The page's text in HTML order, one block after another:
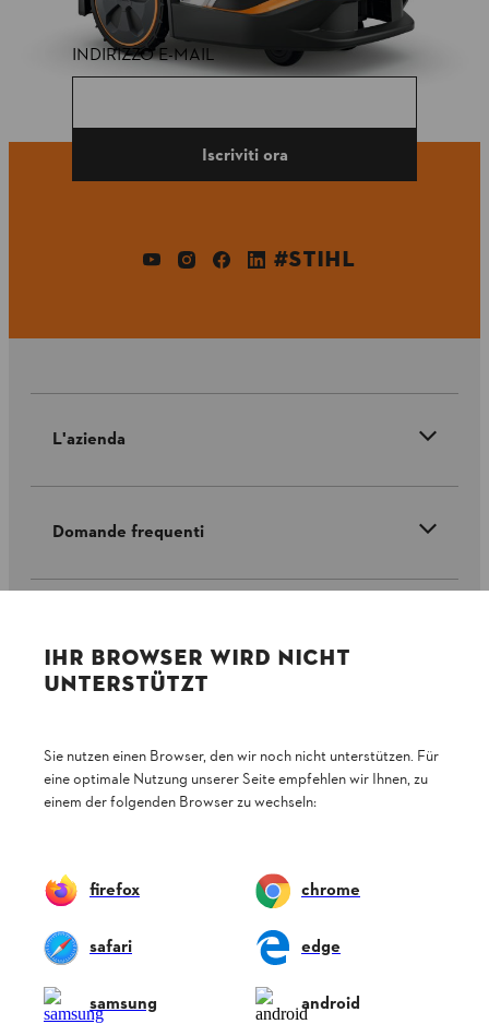
INDIRIZZO E-MAIL
Iscriviti ora
#STIHL
L'azienda
Domande frequenti
Protezione dati Nota legale Cookies
Informazioni legali
STIHL VERTRIEBS AG, 8617 Mönchaltorf
IHR BROWSER WIRD NICHT
UNTERSTÜTZT
Sie nutzen einen Browser, den wir noch nicht unterstützen. Für
eine optimale Nutzung unserer Seite empfehlen wir Ihnen, zu
einem der folgenden Browser zu wechseln:
firefox chrome
safari edge
samsung android